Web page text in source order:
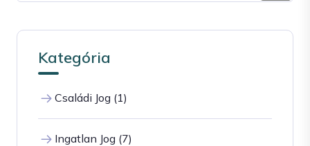
Kategória
Családi Jog (1)
Ingatlan Jog (7)